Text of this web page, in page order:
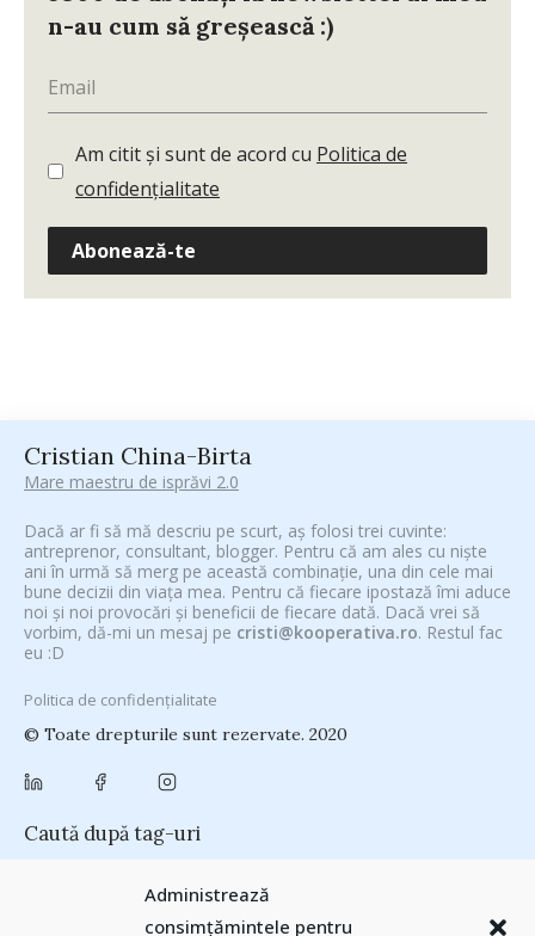
Administrează
consimțămintele pentru
n-au cum să greșească :)
Am citit și sunt de acord cu Politica de
confidențialitate
Abonează-te
Cristian China-Birta
Mare maestru de isprăvi 2.0
Dacă ar fi să mă descriu pe scurt, aș folosi trei cuvinte:
antreprenor, consultant, blogger. Pentru că am ales cu niște
ani în urmă să merg pe această combinație, una din cele mai
bune decizii din viața mea. Pentru că fiecare ipostază îmi aduce
noi și noi provocări și beneficii de fiecare dată. Dacă vrei să
vorbim, dă-mi un mesaj pe cristi@kooperativa.ro. Restul fac
eu :D
Politica de confidențialitate
© Toate drepturile sunt rezervate. 2020
Caută după tag-uri
#PoateVăInteresează(94)#PrinThailandaMea
(28)antena 3(24)Antreprenoriat Autenticitate